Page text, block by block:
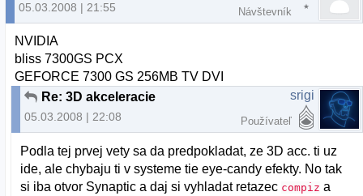
05.03.2008 | 21:55 Návštevník
NVIDIA
bliss 7300GS PCX
GEFORCE 7300 GS 256MB TV DVI
Re: 3D akceleracie
05.03.2008 | 22:08
srigi
Používateľ
Podla tej prvej vety sa da predpokladat, ze 3D acc. ti uz
ide, ale chybaju ti v systeme tie eye-candy efekty. No tak
si iba otvor Synaptic a daj si vyhladat retazec compiz a